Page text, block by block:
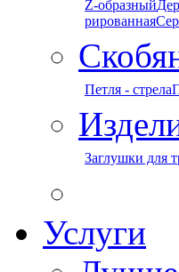
Z-образный
рированная
Петля - стрела
Заглушки для
Услуги